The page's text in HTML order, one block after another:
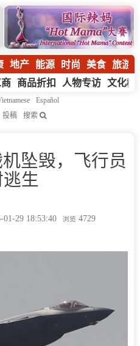
地产 能源 时尚 美食 旅游
商品折扣 人物专访 文化教
Español
投稿 搜索
坠毁，飞行员
生
01-29 18:53:40 浏览 4729